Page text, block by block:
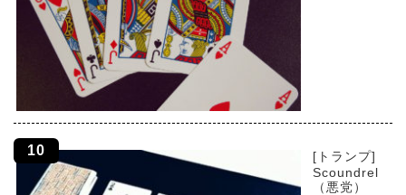
[トランプ]
Scoundrel
（悪党）